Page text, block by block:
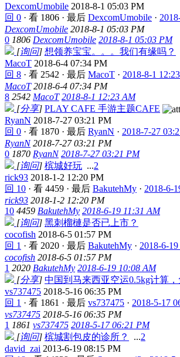
DexcomUmobile 2018-8-1 05:03 PM
回 0 · 看 1806 · 最后 DexcomUmobile ·
DexcomUmobile 2018-8-1 05:03 PM
0 1806 DexcomUmobile 2018-8-1 05:03 PM
[询问] 想领养宝宝。。。我们有缘吗？
MacoT 2018-6-4 07:34 PM
回 8 · 看 2542 · 最后 MacoT · 2018-8-1
MacoT 2018-6-4 07:34 PM
8 2542 MacoT 2018-8-1 12:23 AM
[分享] PLAY CAFE 手游主题CAFE
RyanN 2018-7-27 03:21 PM
回 0 · 看 1870 · 最后 RyanN · 2018-7-27
RyanN 2018-7-27 03:21 PM
0 1870 RyanN 2018-7-27 03:21 PM
[询问] 槟城好玩 ...2
rick93 2018-1-2 12:20 PM
回 10 · 看 4459 · 最后 BakutehMy · 2018-6-
rick93 2018-1-2 12:20 PM
10 4459 BakutehMy 2018-6-19 11:31 AM
[询问] 黑刺榴槤是否已上市？
cocofish 2018-6-5 01:57 PM
回 1 · 看 2020 · 最后 BakutehMy · 2018-6-
cocofish 2018-6-5 01:57 PM
1 2020 BakutehMy 2018-6-19 10:08 AM
[分享] 中国到马来西亚空运0.5kg计算
vs737475 2018-5-16 06:35 PM
回 1 · 看 1861 · 最后 vs737475 · 2018-5-17
vs737475 2018-5-16 06:35 PM
1 1861 vs737475 2018-5-17 06:21 PM
[询问] 槟城割包皮的诊所？ ...2
david_zai 2013-6-19 08:15 PM